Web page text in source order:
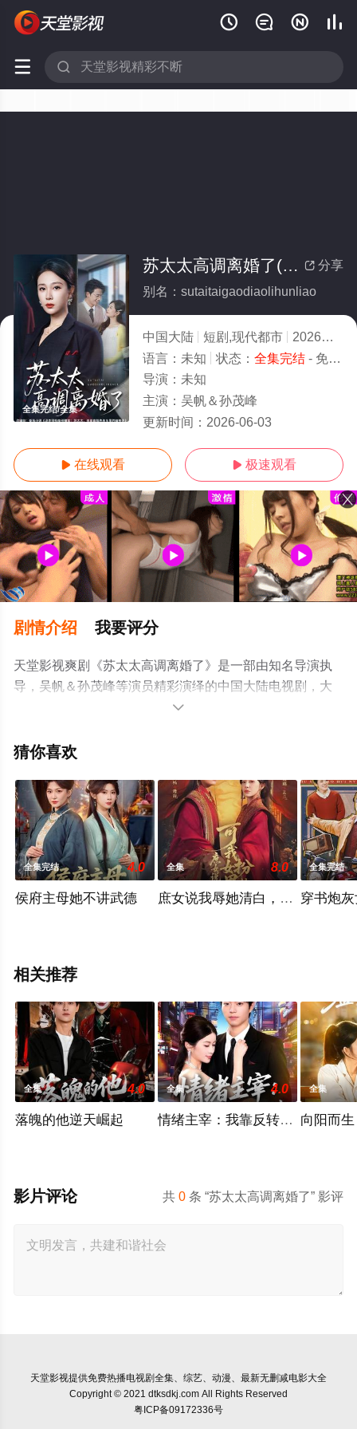
   
 
全集完结/全集
 分享
苏太太高调离婚了(全集)
别名：sutaitaigaodiaolihunliao
中国大陆 短剧,现代都市 2026
10.0
语言： 未知 状态： 全集完结- 免费在线观看
导演： 未知
主演： 吴帆＆孙茂峰
更新时间： 2026-06-03
 在线观看  极速观看
剧情介绍 我要评分
天堂影视爽剧《苏太太高调离婚了》是一部由知名导演执
导，吴帆＆孙茂峰等演员精彩演绎的中国大陆电视剧，大
结局剧情已揭晓（全集完结），手机免费观看高清未删减
至豆瓣电视剧、电视猫或剧情网等平台了解。

猜你喜欢
全集完结 4.0
侯府主母她不讲武德
全集 8.0
庶女说我辱她清白，可我女扮男
全集完结
穿书炮
相关推荐
全集 4.0
落魄的他逆天崛起
全集 4.0
情绪主宰：我靠反转人生封神
全集
向阳而
共0 条 “苏太太高调离婚了” 影评
影片评论
天堂影视提供免费热播电视剧全集、综艺、动漫、最新无删减电影大全
Copyright © 2021 dtksdkj.com All Rights Reserved
粤ICP备09172336号